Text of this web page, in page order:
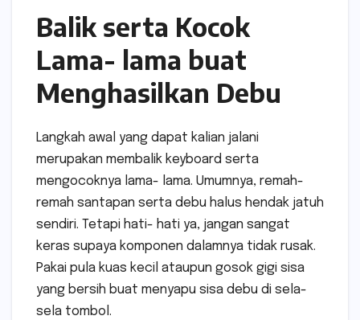
Balik serta Kocok
Lama- lama buat
Menghasilkan Debu
Langkah awal yang dapat kalian jalani
merupakan membalik keyboard serta
mengocoknya lama- lama. Umumnya, remah-
remah santapan serta debu halus hendak jatuh
sendiri. Tetapi hati- hati ya, jangan sangat
keras supaya komponen dalamnya tidak rusak.
Pakai pula kuas kecil ataupun gosok gigi sisa
yang bersih buat menyapu sisa debu di sela-
sela tombol.